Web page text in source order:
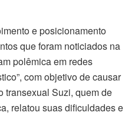
e posicionamento
que foram noticiados na
polêmica em redes
com objetivo de causar
transexual Suzi, quem de
relatou suas dificuldades e